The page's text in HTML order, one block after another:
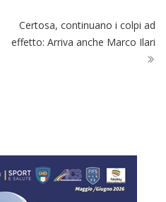
Certosa, continuano i colpi ad
effetto: Arriva anche Marco Ilari